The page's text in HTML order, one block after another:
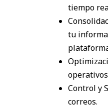
tiempo
tu
Control y
correos.